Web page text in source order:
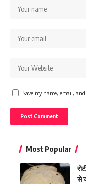
Save my name, email,
Most Popular
से